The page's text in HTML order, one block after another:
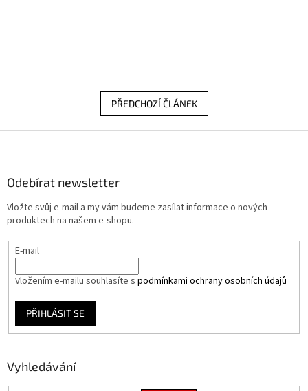
PŘEDCHOZÍ ČLÁNEK
Odebírat newsletter
Vložte svůj e-mail a my vám budeme zasílat informace o nových
produktech na našem e-shopu.
E-mail
Vložením e-mailu souhlasíte s podmínkami ochrany osobních údajů
PŘIHLÁSIT SE
Vyhledávání